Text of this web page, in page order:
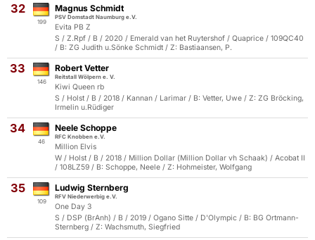
32
199
Magnus Schmidt
PSV Domstadt Naumburg e.V.
Evita PB Z
S / Z.Rpf / B / 2020 / Emerald van het Ruytershof / Quaprice / 109QC40
/ B: ZG Judith u.Sönke Schmidt / Z: Bastiaansen, P.
33
146
Robert Vetter
Reitstall Wölpern e. V.
Kiwi Queen rb
S / Holst / B / 2018 / Kannan / Larimar / B: Vetter, Uwe / Z: ZG Bröcking,
Irmelin u.Rüdiger
34
46
Neele Schoppe
RFC Knobben e.V.
Million Elvis
W / Holst / B / 2018 / Million Dollar (Million Dollar vh Schaak) / Acobat II
/ 108LZ59 / B: Schoppe, Neele / Z: Hohmeister, Wolfgang
35
109
Ludwig Sternberg
RFV Niederwerbig e.V.
One Day 3
S / DSP (BrAnh) / B / 2019 / Ogano Sitte / D'Olympic / B: BG Ortmann-
Sternberg / Z: Wachsmuth, Siegfried